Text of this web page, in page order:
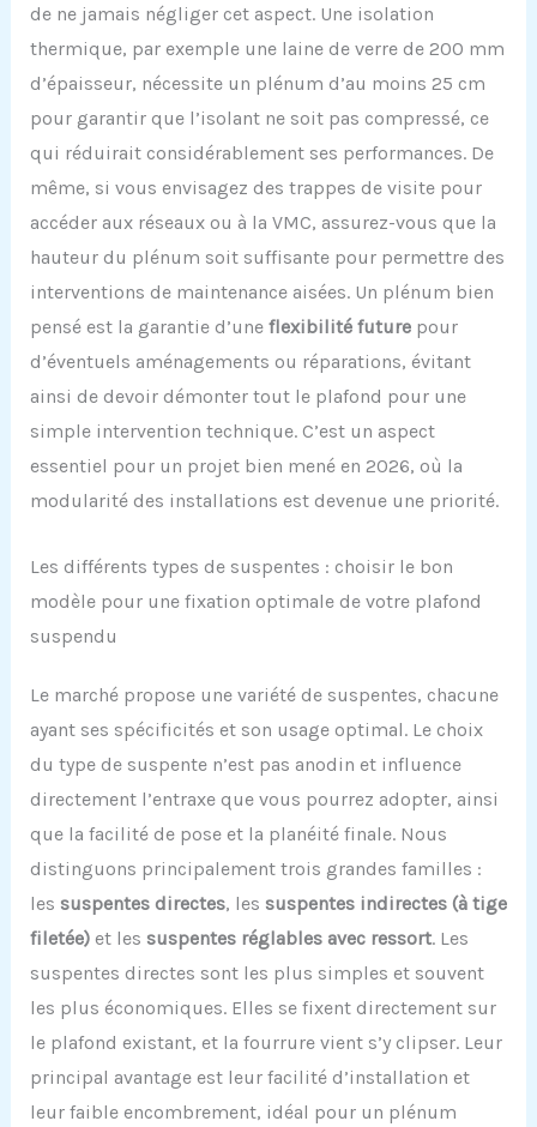
de ne jamais négliger cet aspect. Une isolation
thermique, par exemple une laine de verre de 200 mm
d’épaisseur, nécessite un plénum d’au moins 25 cm
pour garantir que l’isolant ne soit pas compressé, ce
qui réduirait considérablement ses performances. De
même, si vous envisagez des trappes de visite pour
accéder aux réseaux ou à la VMC, assurez-vous que la
hauteur du plénum soit suffisante pour permettre des
interventions de maintenance aisées. Un plénum bien
pensé est la garantie d’une flexibilité futurepour
d’éventuels aménagements ou réparations, évitant
ainsi de devoir démonter tout le plafond pour une
simple intervention technique. C’est un aspect
essentiel pour un projet bien mené en 2026, où la
modularité des installations est devenue une priorité.
Les différents types de suspentes : choisir le bon
modèle pour une fixation optimale de votre plafond
suspendu
Le marché propose une variété de suspentes, chacune
ayant ses spécificités et son usage optimal. Le choix
du type de suspente n’est pas anodin et influence
directement l’entraxe que vous pourrez adopter, ainsi
que la facilité de pose et la planéité finale. Nous
distinguons principalement trois grandes familles :
les suspentes directes, les suspentes indirectes (à tige
filetée)et les suspentes réglables avec ressort. Les
suspentes directes sont les plus simples et souvent
les plus économiques. Elles se fixent directement sur
le plafond existant, et la fourrure vient s’y clipser. Leur
principal avantage est leur facilité d’installation et
leur faible encombrement, idéal pour un plénum